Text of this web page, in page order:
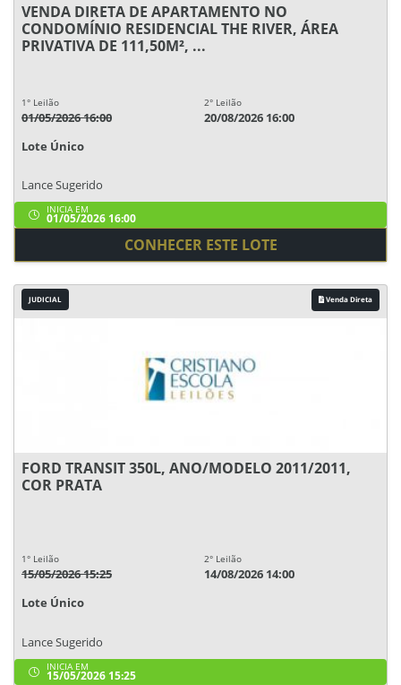
VENDA DIRETA DE APARTAMENTO NO
CONDOMÍNIO RESIDENCIAL THE RIVER, ÁREA
PRIVATIVA DE 111,50M², ...
1° Leilão
01/05/2026 16:00
2° Leilão
20/08/2026 16:00
Lote Único
Lance Sugerido
INICIA EM
01/05/2026 16:00
CONHECER ESTE LOTE
JUDICIAL Venda Direta
FORD TRANSIT 350L, ANO/MODELO 2011/2011,
COR PRATA
1° Leilão
15/05/2026 15:25
2° Leilão
14/08/2026 14:00
Lote Único
Lance Sugerido
INICIA EM
15/05/2026 15:25